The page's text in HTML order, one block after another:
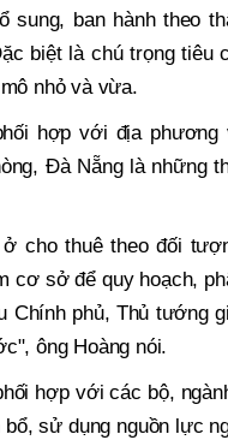
ban hành theo
biệt là chú trọng tiêu
nhỏ và vừa.
hợp với địa
Đà Nẵng là những
cho thuê theo đối
cơ sở để quy hoạch,
phủ, Thủ tướng
ông Hoàng nói.
hợp với các bộ,
bổ, sử dụng nguồn lực